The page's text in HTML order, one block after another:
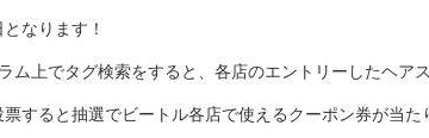
なります！
上でタグ検索をすると、各店のエントリーしたヘア
すると抽選でビートル各店で使えるクーポン券が当た